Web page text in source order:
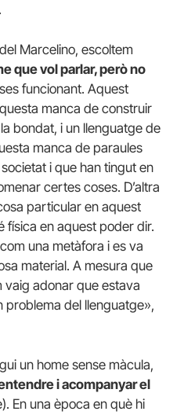
Marcelino, escoltem
que vol parlar, però no
funcionant. Aquest
manca de construir
bondat, i un llenguatge de
manca de paraules
i que han tingut en
certes coses. D’altra
particular en aquest
física en aquest poder dir.
una metàfora i es va
material. A mesura que
vaig adonar que estava
problema del llenguatge»,
un home sense màcula,
i acompanyar el
En una època en què hi